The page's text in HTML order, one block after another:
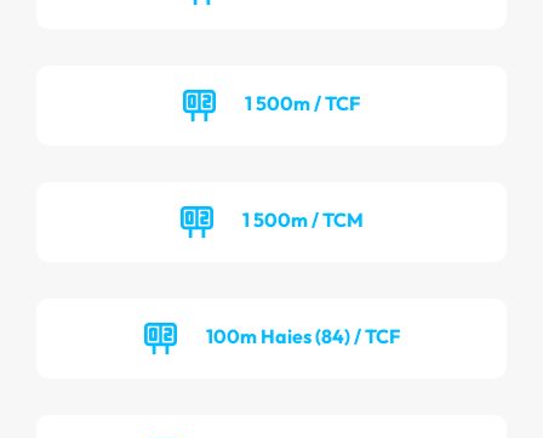
1 500m / TCF
1 500m / TCM
100m Haies (84) / TCF